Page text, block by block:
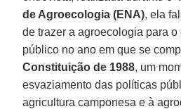
de Agroecologia (ENA), ela
de trazer a agroecologia para
público no ano em que se
Constituição de 1988, um
esvaziamento das políticas
agricultura camponesa e à